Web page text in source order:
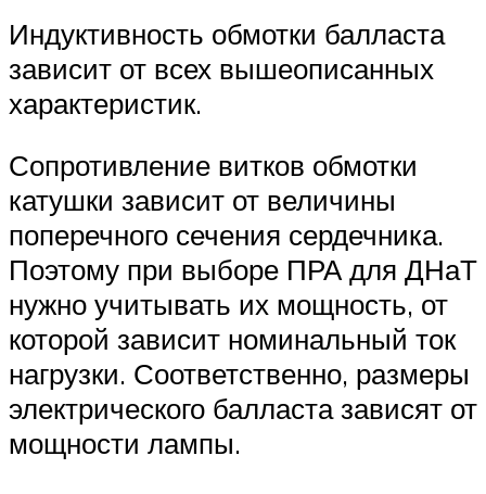
Индуктивность обмотки балласта
зависит от всех вышеописанных
характеристик.
Сопротивление витков обмотки
катушки зависит от величины
поперечного сечения сердечника.
Поэтому при выборе ПРА для ДНаТ
нужно учитывать их мощность, от
которой зависит номинальный ток
нагрузки. Соответственно, размеры
электрического балласта зависят от
мощности лампы.